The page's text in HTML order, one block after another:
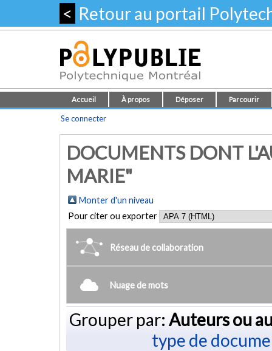
< Retour au portail
Accueil À propos Déposer Parcourir
Se connecter
DOCUMENTS DONT
MARIE"
Monter d'un niveau
Pour citer ou exporter
Réseau de collaboration
Nuage de mots
Grouper par: Auteurs ou
type de